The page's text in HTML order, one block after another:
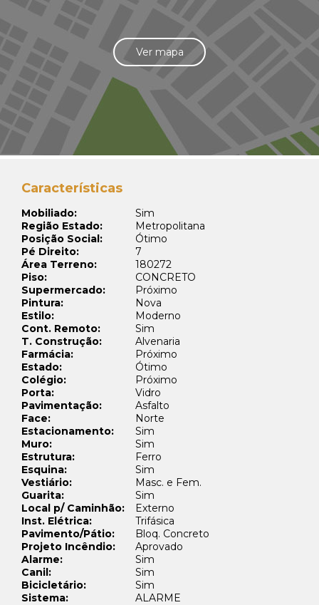
Ver mapa
Características
Mobiliado:
Sim
Região Estado:
Metropolitana
Posição Social:
Ótimo
Pé Direito:
7
Área Terreno:
180272
Piso:
CONCRETO
Supermercado:
Próximo
Pintura:
Nova
Estilo:
Moderno
Cont. Remoto:
Sim
T. Construção:
Alvenaria
Farmácia:
Próximo
Estado:
Ótimo
Colégio:
Próximo
Porta:
Vidro
Pavimentação:
Asfalto
Face:
Norte
Estacionamento:
Sim
Muro:
Sim
Estrutura:
Ferro
Esquina:
Sim
Vestiário:
Masc. e Fem.
Guarita:
Sim
Local p/ Caminhão:
Externo
Inst. Elétrica:
Trifásica
Pavimento/Pátio:
Bloq. Concreto
Projeto Incêndio:
Aprovado
Alarme:
Sim
Canil:
Sim
Bicicletário:
Sim
Sistema:
ALARME